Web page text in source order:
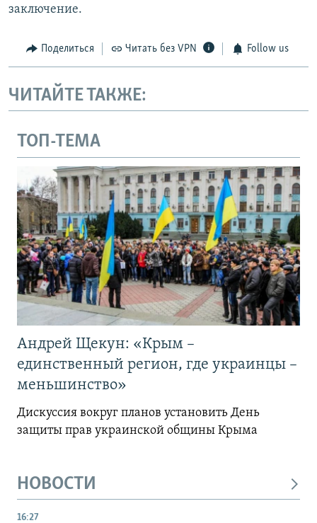
заключение.
Поделиться Читать без VPN Follow us
ЧИТАЙТЕ ТАКЖЕ:
ТОП-ТЕМА
Андрей Щекун: «Крым –
единственный регион, где украинцы –
меньшинство»
Дискуссия вокруг планов установить День
защиты прав украинской общины Крыма
НОВОСТИ
16:27